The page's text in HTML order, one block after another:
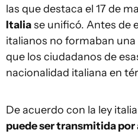
las que destaca el 17 de
Italiase unificó. Antes de
italianos no formaban
que los ciudadanos de
nacionalidad italiana en
De acuerdo con la ley
puede ser transmitida por